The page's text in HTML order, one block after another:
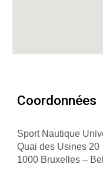
Coordonnées
Sport Nautique
Quai des Usines 20
1000 Bruxelles – B